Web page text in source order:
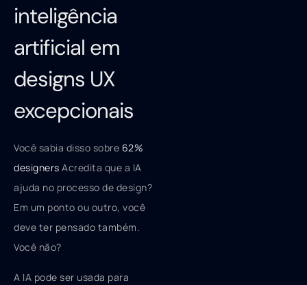
inteligência
artificial em
designs UX
excepcionais
Você sabia disso sobre 62%
designers Acredita que a IA
ajuda no processo de design?
Em um ponto ou outro, você
deve ter pensado também.
Você não?
A IA pode ser usada para